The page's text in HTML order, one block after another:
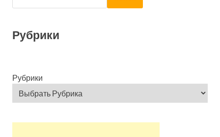
Рубрики
Рубрики